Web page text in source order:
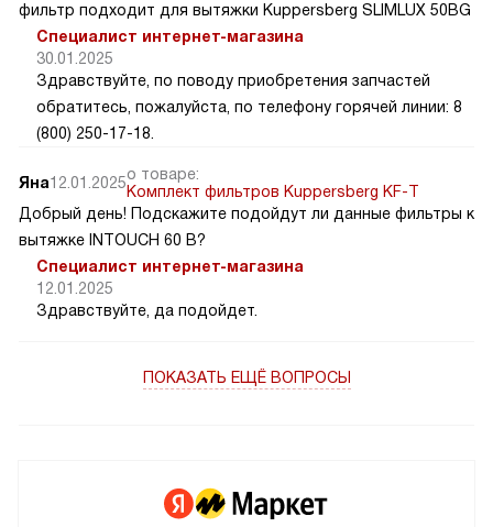
фильтр подходит для вытяжки Kuppersberg SLIMLUX 50BG
Специалист интернет-магазина
30.01.2025
Здравствуйте, по поводу приобретения запчастей
обратитесь, пожалуйста, по телефону горячей линии: 8
(800) 250-17-18.
Яна12.01.2025о товаре:
Комплект фильтров Kuppersberg KF-T
Добрый день! Подскажите подойдут ли данные фильтры к
вытяжке INTOUCH 60 B?
Специалист интернет-магазина
12.01.2025
Здравствуйте, да подойдет.
ПОКАЗАТЬ ЕЩЁ ВОПРОСЫ